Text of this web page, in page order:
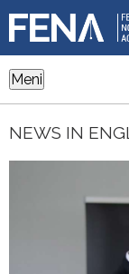
Meni
NEWS IN